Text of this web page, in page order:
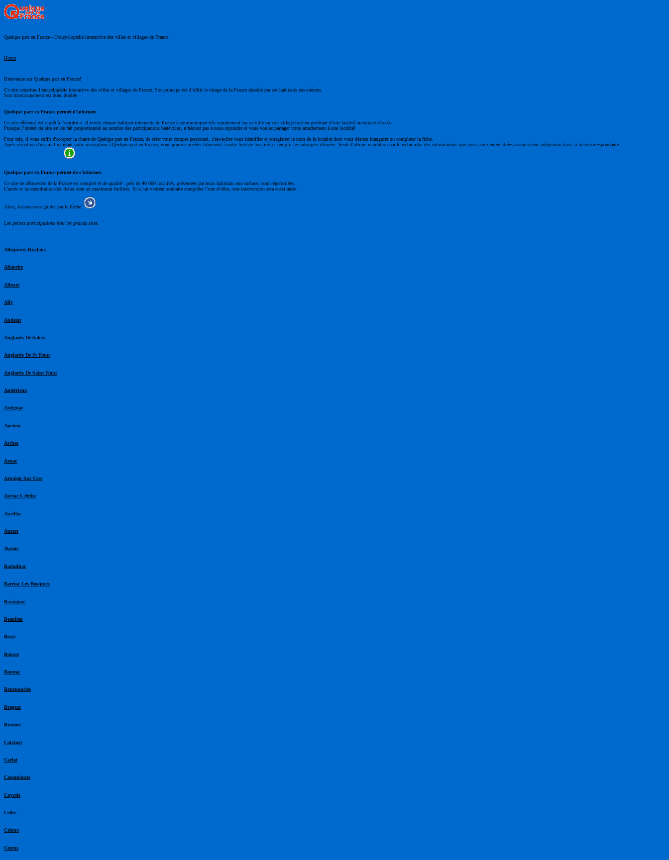
Quelque part en France - L’encyclopédie interactive des villes et villages de France
Home
Bienvenue sur Quelque part en France!
Ce site constitue l’encyclopédie interactive des villes et villages de France. Son principe est d’offrir le visage de la France dessiné par ses habitants eux-mêmes.
Son fonctionnement est donc double.
Quelque part en France permet d’informer.
Ce site référencé est « prêt à l’emploi ». Il invite chaque habitant-internaute de France à communiquer très simplement sur sa ville ou son village tout en profitant d’une facilité maximale d’accès.
Puisque l’intérêt du site est de fait proportionnel au nombre des participations bénévoles, n’hésitez pas à nous rejoindre si vous voulez partager votre attachement à une localité!
Pour cela, il vous suffit d'accepter la charte de Quelque part en France, de créer votre compte personnel, c'est-à-dire vous identifier et enregistrer le nom de la localité dont vous désirez inaugurer ou compléter la fiche.
Après réception d'un mail validant votre inscription à Quelque part en France, vous pourrez accéder librement à votre liste de localités et remplir les rubriques désirées. Seule l'ultime validation par le webmaster des informations que vous aurez enregistrées assurera leur intégration dans la fiche correspondante.
Quelque part en France permet de s’informer.
Ce site de découverte de la France est complet et de qualité : près de 40 000 localités, présentées par leurs habitants eux-mêmes, sont répertoriées.
L’accès et la consultation des fiches sont au maximum facilités. Et si un visiteur souhaite compléter l’une d’elles, son intervention sera aussi aisée.
Alors, laissez-vous guider par la flèche!
Les petites participations font les grands sites.
Albepierre Bredons
Allanche
Alleuze
Ally
Andelat
Anglards De Salers
Anglards De St Flour
Anglards De Saint Flour
Anterrieux
Antignac
Apchon
Arches
Arnac
Arpajon Sur Cere
Auriac L'église
Aurillac
Auzers
Ayrens
Badailhac
Barriac Les Bosquets
Bassignac
Beaulieu
Besse
Boisset
Bonnac
Bournoncles
Brageac
Brezons
Calvinet
Carlat
Cassaniouze
Cayrols
Celles
Celoux
Cezens